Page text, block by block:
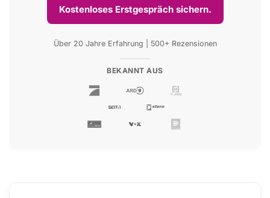
Kostenloses Erstgespräch sichern.
Über 20 Jahre Erfahrung | 500+ Rezensionen
BEKANNT AUS